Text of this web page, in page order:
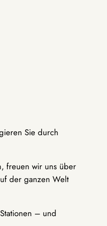
Sie durch
freuen wir uns über
der ganzen Welt
– und